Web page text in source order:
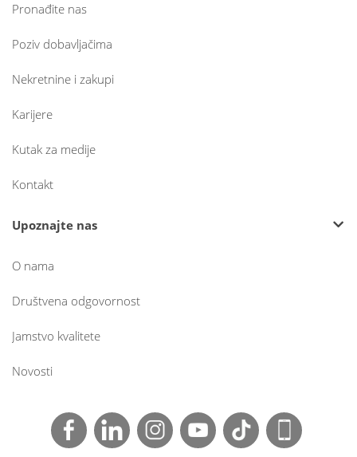
Pronađite nas
Poziv dobavljačima
Nekretnine i zakupi
Karijere
Kutak za medije
Kontakt
Upoznajte nas
O nama
Društvena odgovornost
Jamstvo kvalitete
Novosti